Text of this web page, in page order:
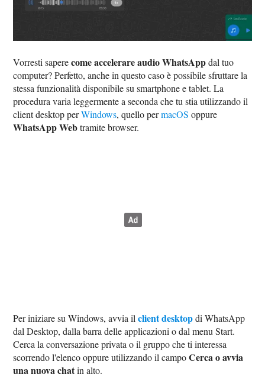
Vorresti saperecome accelerare audio WhatsAppdal tuo
computer? Perfetto, anche in questo caso è possibile sfruttare la
stessa funzionalità disponibile su smartphone e tablet. La
procedura varia leggermente a seconda che tu stia utilizzando il
client desktop perWindows, quello permacOS oppure
WhatsApp Webtramite browser.
Per iniziare su Windows, avvia ilclient desktopdi WhatsApp
dal Desktop, dalla barra delle applicazioni o dal menu Start.
Cerca la conversazione privata o il gruppo che ti interessa
scorrendo l'elenco oppure utilizzando il campoCerca o avvia
una nuova chatin alto.